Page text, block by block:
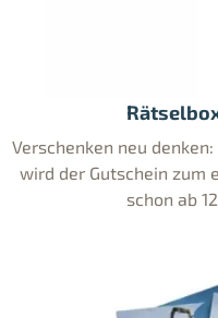
Verschenken neu
wird der Gutschein zum
schon ab